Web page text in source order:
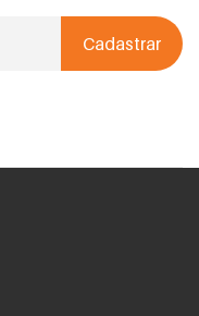
Cadastrar